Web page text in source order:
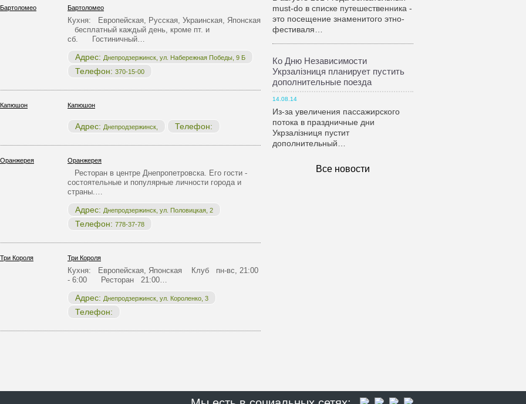
Бартоломео
Кухня: Европейская, Русская, Украинская, Японская
бесплатный каждый день, кроме пт. и
сб. Гостиничный…
Адрес: Днепродзержинск, ул. Набережная Победы, 9 Б
Телефон: 370-15-00
Капюшон
Адрес: Днепродзержинск, Телефон:
Оранжерея
Ресторан в центре Днепропетровска. Его гости -
состоятельные и популярные личности города и
страны.…
Адрес: Днепродзержинск, ул. Половицкая, 2
Телефон: 778-37-78
Три Короля
Кухня: Европейская, Японская Клуб пн-вс, 21:00
- 6:00 Ресторан 21:00…
Адрес: Днепродзержинск, ул. Короленко, 3
Телефон:
must-do в списке путешественника -
это посещение знаменитого этно-
фестиваля…
Ко Дню Независимости
Укрзалiзниця планирует пустить
дополнительные поезда
14.08.14
Из-за увеличения пассажирского
потока в праздничные дни
Укрзалiзниця пустит
дополнительный…
Все новости